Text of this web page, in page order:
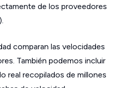
de los proveedores
comparan las velocidades
También podemos incluir
real recopilados de millones